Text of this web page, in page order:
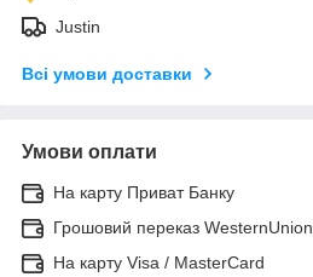
Justin
Всі умови доставки
Умови оплати
На карту Приват Банку
Грошовий переказ WesternUnion
На карту Visa / MasterCard